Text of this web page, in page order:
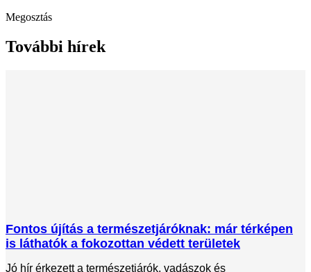
Megosztás
További hírek
Fontos újítás a természetjáróknak: már térképen
is láthatók a fokozottan védett területek
Jó hír érkezett a természetjárók, vadászok és